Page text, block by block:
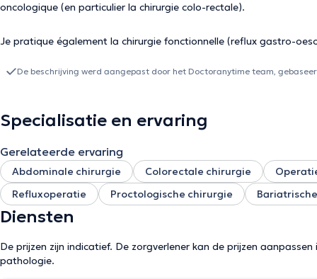
oncologique (en particulier la chirurgie colo-rectale).
Je pratique également la chirurgie fonctionnelle (reflux gastro-
De beschrijving werd aangepast door het Doctoranytime team,
Specialisatie en ervaring
Gerelateerde ervaring
Abdominale chirurgie Colorectale chirurgie
Refluxoperatie
Proctologische chirurgie
Diensten
De prijzen zijn indicatief. De zorgverlener kan de prijzen
pathologie.